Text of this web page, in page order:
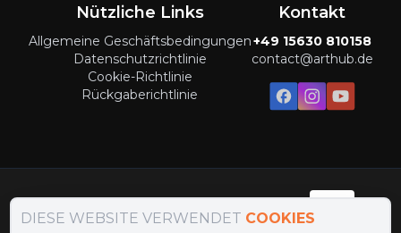
Nützliche Links
Allgemeine Geschäftsbedingungen
Datenschutzrichtlinie
Cookie-Richtlinie
Rückgaberichtlinie
Kontakt
+49 15630 810158
contact@arthub.de
Zahlungsmethoden:
DIESE WEBSITE VERWENDET COOKIES